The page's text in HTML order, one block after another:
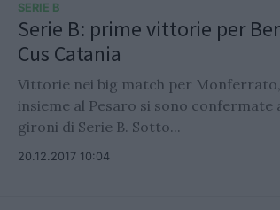
SERIE B
Serie B: prime vittorie per
Cus Catania
Vittorie nei big match per Monferrato,
insieme al Pesaro si sono
gironi di Serie B. Sotto...
20.12.2017 10:04